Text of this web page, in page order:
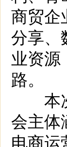
商贸企
分享、
业资源
路。
本次
会主体
电商运